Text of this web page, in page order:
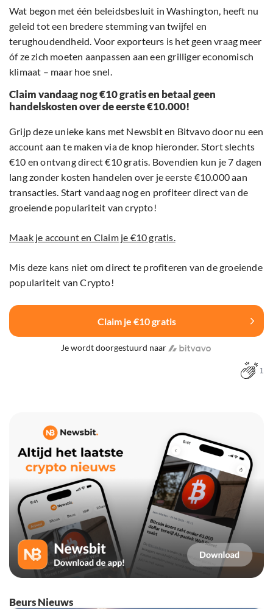
Wat begon met één beleidsbesluit in Washington, heeft nu
geleid tot een bredere stemming van twijfel en
terughoudendheid. Voor exporteurs is het geen vraag meer
óf ze zich moeten aanpassen aan een grilliger economisch
klimaat – maar hoe snel.
Claim vandaag nog €10 gratis en betaal geen
handelskosten over de eerste €10.000!
Grijp deze unieke kans met Newsbit en Bitvavo door nu een
account aan te maken via de knop hieronder. Stort slechts
€10 en ontvang direct €10 gratis. Bovendien kun je 7 dagen
lang zonder kosten handelen over je eerste €10.000 aan
transacties. Start vandaag nog en profiteer direct van de
groeiende populariteit van crypto!
Maak je account en Claim je €10 gratis.
Mis deze kans niet om direct te profiteren van de groeiende
populariteit van Crypto!
Claim je €10 gratis
Je wordt doorgestuurd naar
1
Beurs Nieuws